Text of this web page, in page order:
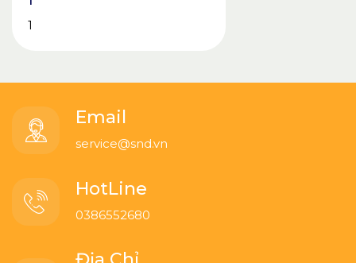
1
Email
service@snd.vn
HotLine
0386552680